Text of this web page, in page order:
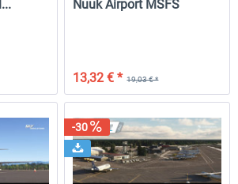
Nuuk Airport MSFS
19,03 € *
13,32 € *
-30